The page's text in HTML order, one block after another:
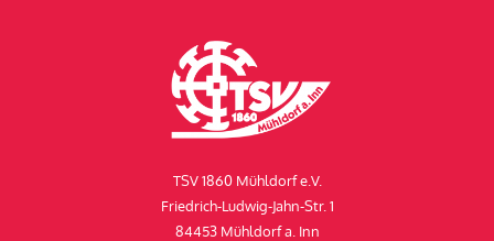
TSV 1860 Mühldorf e.V.
Friedrich-Ludwig-Jahn-Str. 1
84453 Mühldorf a. Inn